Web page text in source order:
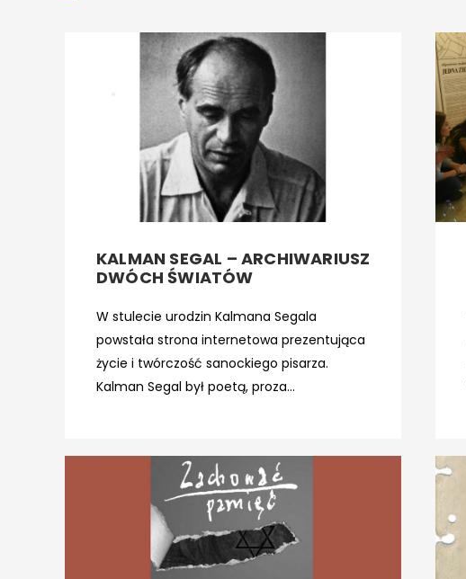
KALMAN SEGAL – ARCHIWARIUSZ
DWÓCH ŚWIATÓW
W stulecie urodzin Kalmana Segala
powstała strona internetowa prezentująca
życie i twórczość sanockiego pisarza.
Kalman Segal był poetą, proza...